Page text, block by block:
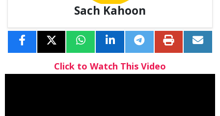
Sach Kahoon
Click to Watch This Video